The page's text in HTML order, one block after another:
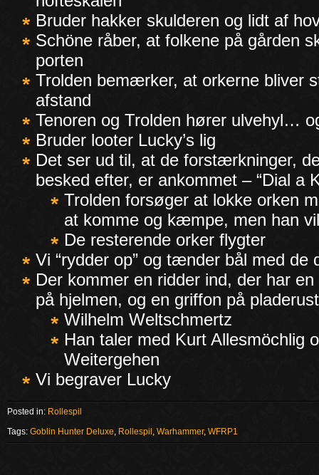
Bruder hakker skulderen og lidt af
Schöne råber, at folkene på gården
porten
Trolden bemærker, at orkerne bliver
afstand
Tenoren og Trolden hører ulvehyl…
Bruder looter Lucky’s lig
Det ser ud til, at de forstærkninger,
besked efter, er ankommet – “Dial a
Trolden forsøger at lokke orken
at komme og kæmpe, men han
De resterende orker flygter
Vi “rydder op” og tænder bål med de
Der kommer en ridder ind, der har
på hjelmen, og en griffon på
Wilhelm Weltschmertz
Han taler med Kurt Allesmöchlig
Weitergehen
Vi begraver Lucky
Posted in: Rollespil
Tags: Goblin Hunter Deluxe Rollespil Warhammer, WFRP1